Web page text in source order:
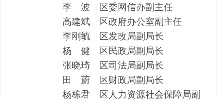
李波
区委网信办副主任
高建斌
区政府办公室副主任
李刚毓
区发改局副局长
杨健
区民政局副局长
张晓琦
区司法局副局长
田蔚
区财政局副局长
杨栋君
区人力资源社会保障局副